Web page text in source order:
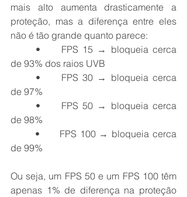
mais alto aumenta drasticamente a
proteção, mas a diferença entre eles
não é tão grande quanto parece:
de 93% dos raios UVB
de 97%
de 98%
de 99%
Ou seja, um FPS 50 e um FPS 100 têm
apenas 1% de diferença na proteção